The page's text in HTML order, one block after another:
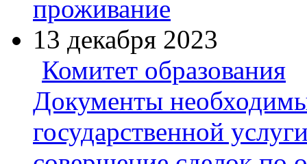
проживание
13 декабря 2023
Комитет образования
Документы
государственной